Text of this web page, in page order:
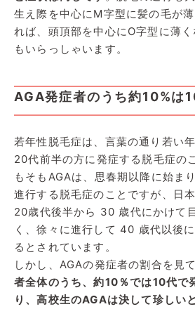
生え際を中心にM字型に髪の毛が
れば、頭頂部を中心にO字型に薄
もいらっしゃいます。
AGA発症者のうち約10%は
若年性脱毛症は、言葉の通り若い
20代前半の方に発症する脱毛症の
もそもAGAは、思春期以降に始ま
進行する脱毛症のことですが、日
20歳代後半から 30 歳代にかけて
く、徐々に進行して 40 歳代以後
るとされています。
しかし、AGAの発症者の割合を見
者全体のうち、約10％では10代で
り、高校生のAGAは決して珍しい